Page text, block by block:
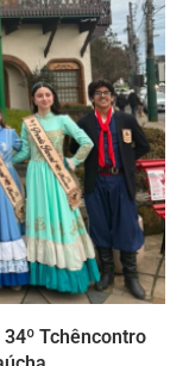
Tchêncontro